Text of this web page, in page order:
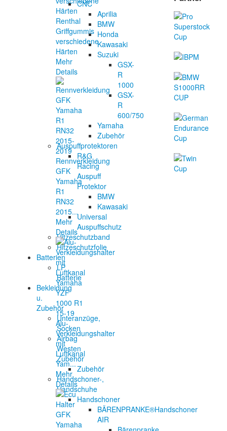
CNC
Aprilia
BMW
Honda
Kawasaki
Suzuki
GSX-
R
1000
GSX-
R
600/750
Yamaha
Zubehör
Auspuffprotektoren
R&G
Racing
Auspuff
Protektor
BMW
Kawasaki
Universal
Auspuffschutz
Hitzeschutzband
Hitzeschutzfolie
Batterien
LP
Batterie
Bekleidung
u.
Zubehör
Unteranzüge,
Socken
Airbag
Westen
Zubehör
Zubehör
Handschoner-,
Handschuhe
Handschoner
BÄRENPRANKE®Handschoner
AIR
Renthal
Griffgummis
verschiedene
Härten
Mehr
Details
Rennverkleidung
GFK
Yamaha
R1
RN32
2015...
Mehr
Details
Alu-
Verkleidungshalter
mit
Luftkanal
Yam...
Mehr
Details